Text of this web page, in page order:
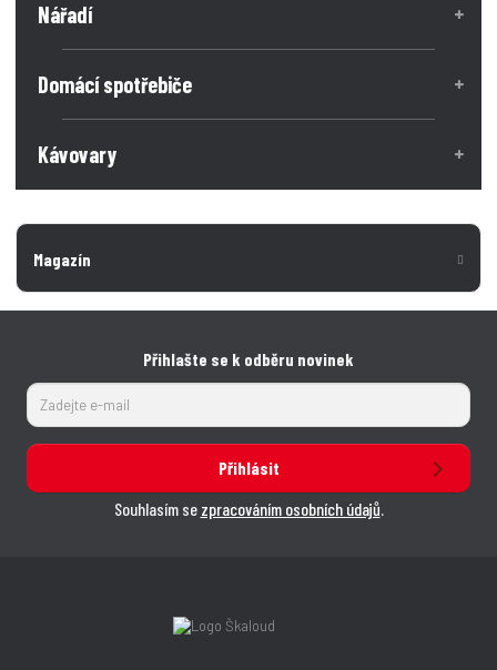
Nářadí
Domácí spotřebiče
Kávovary
Magazín
Přihlašte se k odběru novinek
Přihlásit
Souhlasím se zpracováním osobních údajů.